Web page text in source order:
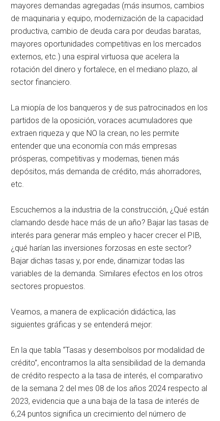
mayores demandas agregadas (más insumos, cambios
de maquinaria y equipo, modernización de la capacidad
productiva, cambio de deuda cara por deudas baratas,
mayores oportunidades competitivas en los mercados
externos, etc.) una espiral virtuosa que acelera la
rotación del dinero y fortalece, en el mediano plazo, al
sector financiero.
La miopía de los banqueros y de sus patrocinados en los
partidos de la oposición, voraces acumuladores que
extraen riqueza y que NO la crean, no les permite
entender que una economía con más empresas
prósperas, competitivas y modernas, tienen más
depósitos, más demanda de crédito, más ahorradores,
etc.
Escuchemos a la industria de la construcción, ¿Qué están
clamando desde hace más de un año? Bajar las tasas de
interés para generar más empleo y hacer crecer el PIB,
¿qué harían las inversiones forzosas en este sector?
Bajar dichas tasas y, por ende, dinamizar todas las
variables de la demanda. Similares efectos en los otros
sectores propuestos.
Veamos, a manera de explicación didáctica, las
siguientes gráficas y se entenderá mejor:
En la que tabla “Tasas y desembolsos por modalidad de
crédito”, encontramos la alta sensibilidad de la demanda
de crédito respecto a la tasa de interés, el comparativo
de la semana 2 del mes 08 de los años 2024 respecto al
2023, evidencia que a una baja de la tasa de interés de
6,24 puntos significa un crecimiento del número de